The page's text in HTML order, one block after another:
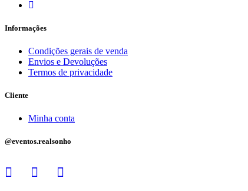
Informações
Condições gerais de venda
Envios e Devoluções
Termos de privacidade
Cliente
Minha conta
@eventos.realsonho